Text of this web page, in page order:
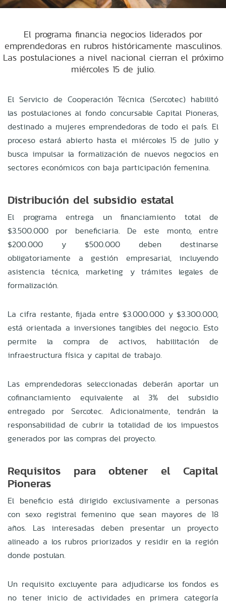
El programa financia negocios liderados por
emprendedoras en rubros históricamente masculinos.
Las postulaciones a nivel nacional cierran el próximo
miércoles 15 de julio.
El Servicio de Cooperación Técnica (Sercotec) habilitó
las postulaciones al fondo concursable Capital Pioneras,
destinado a mujeres emprendedoras de todo el país. El
proceso estará abierto hasta el miércoles 15 de julio y
busca impulsar la formalización de nuevos negocios en
sectores económicos con baja participación femenina.
Distribución del subsidio estatal
El programa entrega un financiamiento total de
$3.500.000 por beneficiaria. De este monto, entre
$200.000 y $500.000 deben destinarse
obligatoriamente a gestión empresarial, incluyendo
asistencia técnica, marketing y trámites legales de
formalización.
La cifra restante, fijada entre $3.000.000 y $3.300.000,
está orientada a inversiones tangibles del negocio. Esto
permite la compra de activos, habilitación de
infraestructura física y capital de trabajo.
Las emprendedoras seleccionadas deberán aportar un
cofinanciamiento equivalente al 3% del subsidio
entregado por Sercotec. Adicionalmente, tendrán la
responsabilidad de cubrir la totalidad de los impuestos
generados por las compras del proyecto.
Requisitos para obtener el Capital
Pioneras
El beneficio está dirigido exclusivamente a personas
con sexo registral femenino que sean mayores de 18
años. Las interesadas deben presentar un proyecto
alineado a los rubros priorizados y residir en la región
donde postulan.
Un requisito excluyente para adjudicarse los fondos es
no tener inicio de actividades en primera categoría